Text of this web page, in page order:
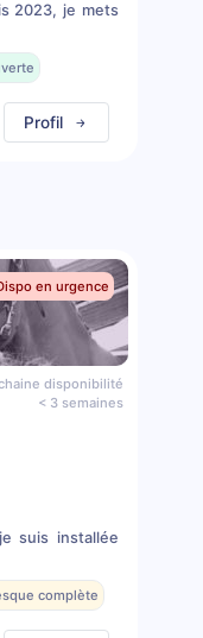
2023, je mets
Profil
en urgence
disponibilité
< 3 semaines
suis installée
complète